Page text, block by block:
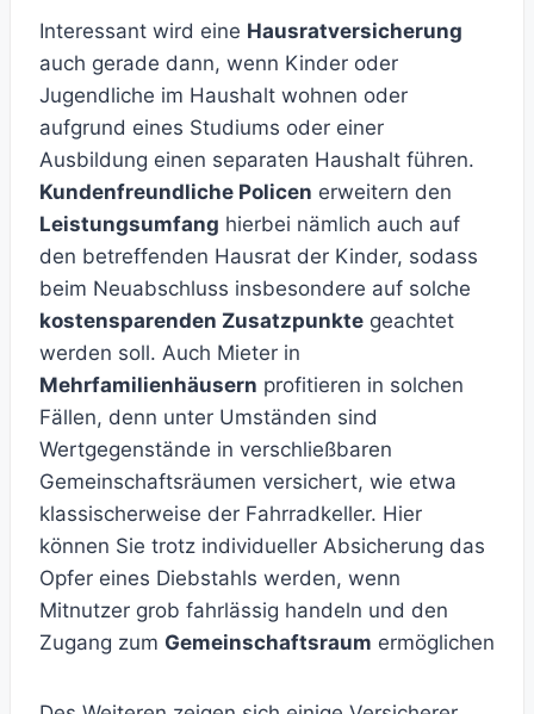
Interessant wird eine Hausratversicherung
auch gerade dann, wenn Kinder oder
Jugendliche im Haushalt wohnen oder
aufgrund eines Studiums oder einer
Ausbildung einen separaten Haushalt führen.
Kundenfreundliche Policen erweitern den
Leistungsumfang hierbei nämlich auch auf
den betreffenden Hausrat der Kinder, sodass
beim Neuabschluss insbesondere auf solche
kostensparenden Zusatzpunkte geachtet
werden soll. Auch Mieter in
Mehrfamilienhäusern profitieren in solchen
Fällen, denn unter Umständen sind
Wertgegenstände in verschließbaren
Gemeinschaftsräumen versichert, wie etwa
klassischerweise der Fahrradkeller. Hier
können Sie trotz individueller Absicherung das
Opfer eines Diebstahls werden, wenn
Mitnutzer grob fahrlässig handeln und den
Zugang zum Gemeinschaftsraum ermöglichen